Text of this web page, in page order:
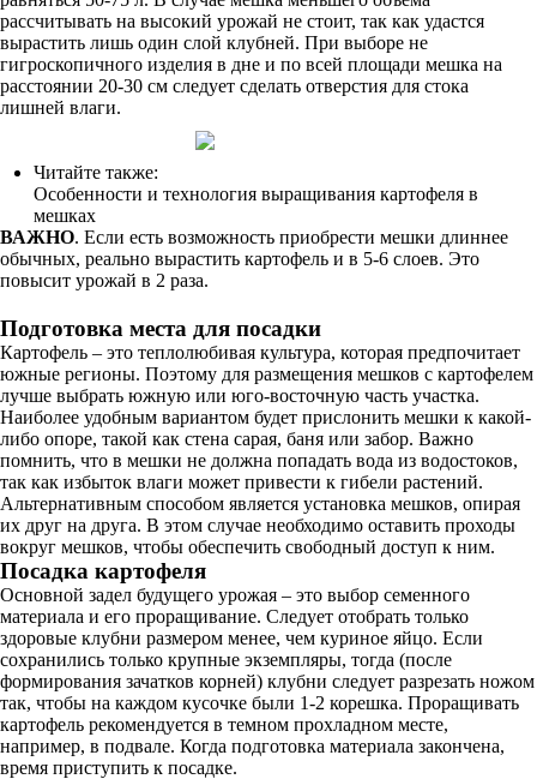
рассчитывать на высокий урожай не стоит, так как удастся
вырастить лишь один слой клубней. При выборе не
гигроскопичного изделия в дне и по всей площади мешка на
расстоянии 20-30 см следует сделать отверстия для стока
лишней влаги.
Читайте также:
Особенности и технология выращивания картофеля в
мешках
ВАЖНО. Если есть возможность приобрести мешки длиннее
обычных, реально вырастить картофель и в 5-6 слоев. Это
повысит урожай в 2 раза.
Подготовка места для посадки
Картофель – это теплолюбивая культура, которая предпочитает
южные регионы. Поэтому для размещения мешков с картофелем
лучше выбрать южную или юго-восточную часть участка.
Наиболее удобным вариантом будет прислонить мешки к какой-
либо опоре, такой как стена сарая, баня или забор. Важно
помнить, что в мешки не должна попадать вода из водостоков,
так как избыток влаги может привести к гибели растений.
Альтернативным способом является установка мешков, опирая
их друг на друга. В этом случае необходимо оставить проходы
вокруг мешков, чтобы обеспечить свободный доступ к ним.
Посадка картофеля
Основной задел будущего урожая – это выбор семенного
материала и его проращивание. Следует отобрать только
здоровые клубни размером менее, чем куриное яйцо. Если
сохранились только крупные экземпляры, тогда (после
формирования зачатков корней) клубни следует разрезать ножом
так, чтобы на каждом кусочке были 1-2 корешка. Проращивать
картофель рекомендуется в темном прохладном месте,
например, в подвале. Когда подготовка материала закончена,
время приступить к посадке.